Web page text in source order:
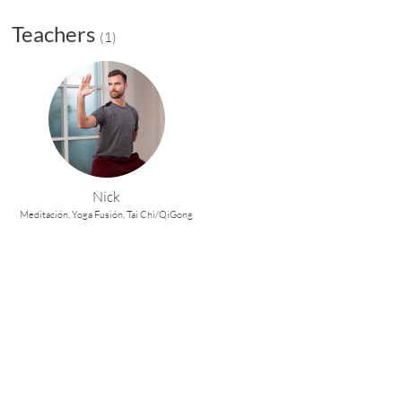
Teachers (1 )
Nick
Meditación,Yoga Fusión,Tai Chi/QiGong